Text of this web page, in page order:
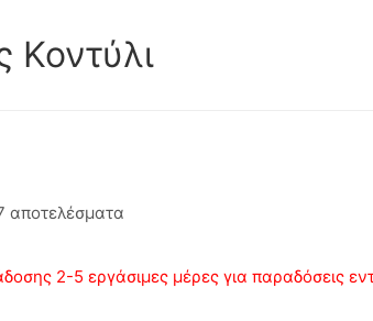
αποτελέσματα
2-5 εργάσιμες μέρες για παραδόσεις